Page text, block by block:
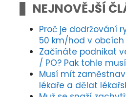
NEJNOVĚJŠÍ
Proč je dodržování
50 km/hod v obcích
Začínáte podnikat
/ PO? Pak tohle
Musí mít
lékaře a dělat